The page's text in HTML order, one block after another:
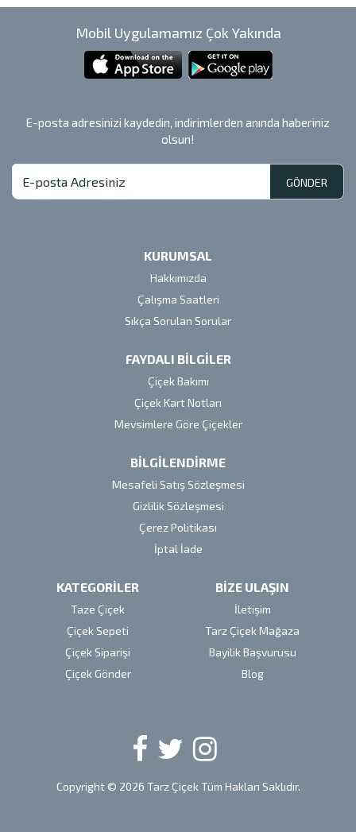
Mobil Uygulamamız Çok Yakında
E-posta adresinizi kaydedin, indirimlerden anında haberiniz
olsun!
GÖNDER
KURUMSAL
Hakkımızda
Çalışma Saatleri
Sıkça Sorulan Sorular
FAYDALI BİLGİLER
Çiçek Bakımı
Çiçek Kart Notları
Mevsimlere Göre Çiçekler
BİLGİLENDİRME
Mesafeli Satış Sözleşmesi
Gizlilik Sözleşmesi
Çerez Politikası
İptal İade
KATEGORİLER
Taze Çiçek
Çiçek Sepeti
Çiçek Siparişi
Çiçek Gönder
BİZE ULAŞIN
İletişim
Tarz Çiçek Mağaza
Bayilik Başvurusu
Blog
Copyright © 2026 Tarz Çiçek Tüm Hakları Saklıdır.